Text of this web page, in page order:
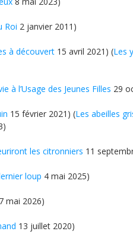
Roi 2 janvier 2011)
à découvert 15 avril 2021) (Les
à l’Usage des Jeunes Filles 29
15 février 2021) (Les abeilles
les citronniers 11
loup 4 mai 2025)
mai 2026)
13 juillet 2020)